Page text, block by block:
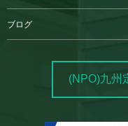
ブログ
(NPO)九州